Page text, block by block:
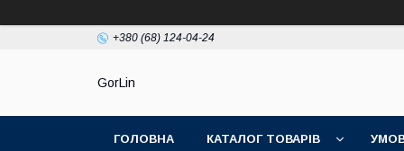
+380 (68) 124-04-24
GorLin
ГОЛОВНА КАТАЛОГ ТОВАРІВ